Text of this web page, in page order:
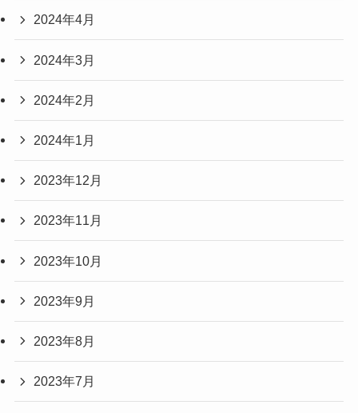
2024年4月
2024年3月
2024年2月
2024年1月
2023年12月
2023年11月
2023年10月
2023年9月
2023年8月
2023年7月